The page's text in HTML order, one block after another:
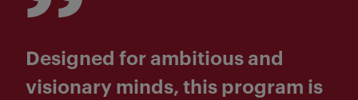
Designed for ambitious and
visionary minds, this program is